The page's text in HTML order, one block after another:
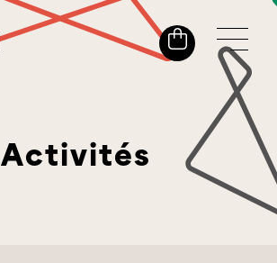
Activités